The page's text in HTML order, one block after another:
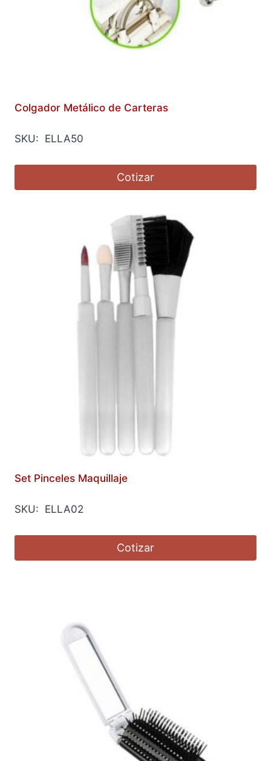
Colgador Metálico de Carteras
SKU: ELLA50
Cotizar
Set Pinceles Maquillaje
SKU: ELLA02
Cotizar